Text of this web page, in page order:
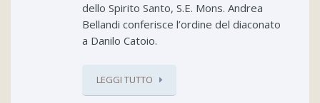
dello Spirito Santo, S.E. Mons. Andrea
Bellandi conferisce l’ordine del diaconato
a Danilo Catoio.
LEGGI TUTTO